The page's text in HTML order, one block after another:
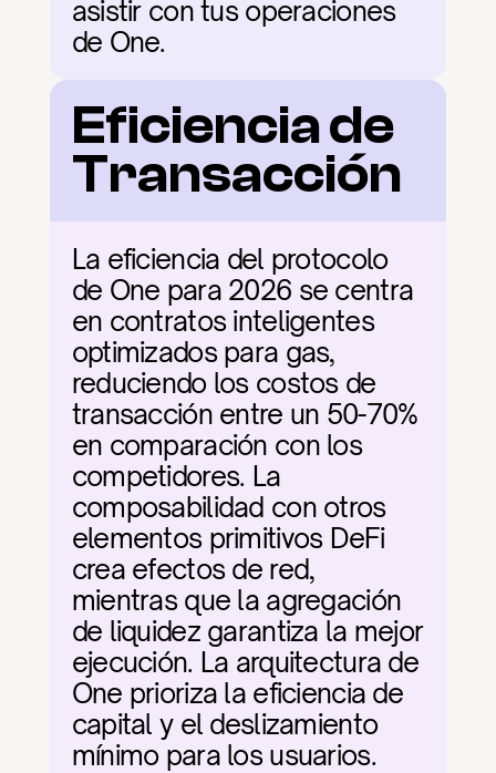
asistir con tus operaciones
de One.
Eficiencia de
Transacción
La eficiencia del protocolo
de One para 2026 se centra
en contratos inteligentes
optimizados para gas,
reduciendo los costos de
transacción entre un 50-70%
en comparación con los
competidores. La
composabilidad con otros
elementos primitivos DeFi
crea efectos de red,
mientras que la agregación
de liquidez garantiza la mejor
ejecución. La arquitectura de
One prioriza la eficiencia de
capital y el deslizamiento
mínimo para los usuarios.